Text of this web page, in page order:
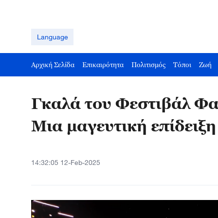
Language
Αρχική Σελίδα Επικαιρότητα Πολιτισμός Τόποι Ζωή
Γκαλά του Φεστιβάλ
Μια μαγευτική
14:32:05 12-Feb-2025